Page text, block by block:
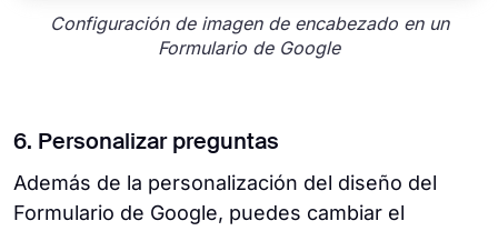
Configuración de imagen de encabezado en un
Formulario de Google
6. Personalizar preguntas
Además de la personalización del diseño del
Formulario de Google, puedes cambiar el